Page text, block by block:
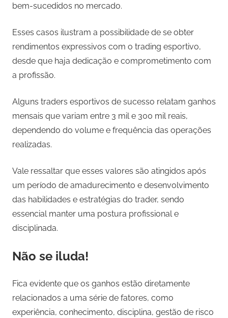
bem-sucedidos no mercado.
Esses casos ilustram a possibilidade de se obter
rendimentos expressivos com o trading esportivo,
desde que haja dedicação e comprometimento com
a profissão.
Alguns traders esportivos de sucesso relatam ganhos
mensais que variam entre 3 mil e 300 mil reais,
dependendo do volume e frequência das operações
realizadas.
Vale ressaltar que esses valores são atingidos após
um período de amadurecimento e desenvolvimento
das habilidades e estratégias do trader, sendo
essencial manter uma postura profissional e
disciplinada.
Não se iluda!
Fica evidente que os ganhos estão diretamente
relacionados a uma série de fatores, como
experiência, conhecimento, disciplina, gestão de risco